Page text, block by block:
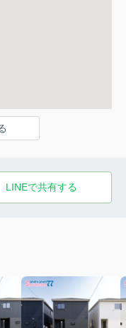
LINEで共有する